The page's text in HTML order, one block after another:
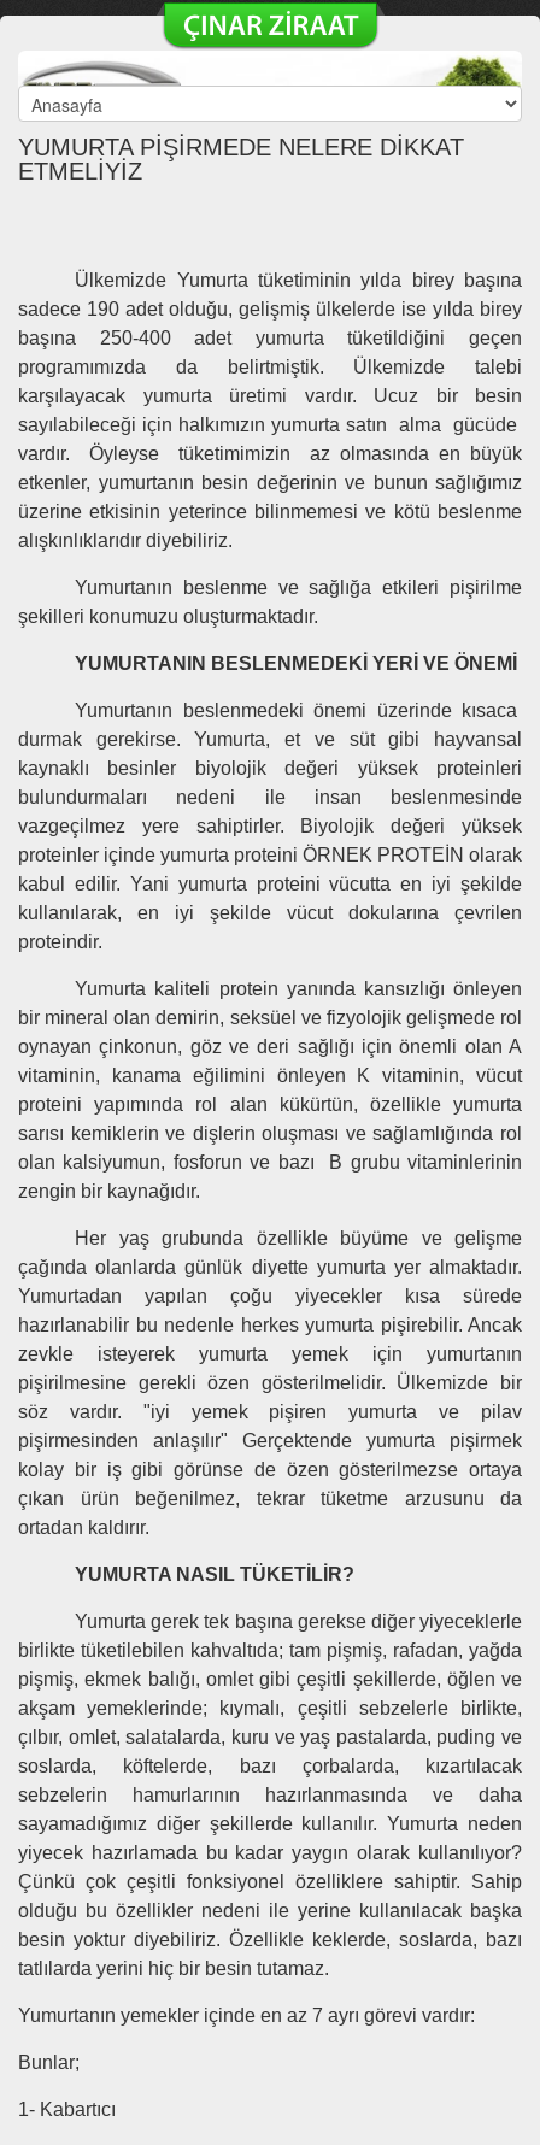
YUMURTA PİŞİRMEDE NELERE DİKKAT
ETMELİYİZ
Ülkemizde Yumurta tüketiminin yılda birey başına
sadece 190 adet olduğu, gelişmiş ülkelerde ise yılda birey
başına 250-400 adet yumurta tüketildiğini geçen
programımızda da belirtmiştik. Ülkemizde talebi
karşılayacak yumurta üretimi vardır. Ucuz bir besin
sayılabileceği için halkımızın yumurta satın alma gücüde
vardır. Öyleyse tüketimimizin az olmasında en büyük
etkenler, yumurtanın besin değerinin ve bunun sağlığımız
üzerine etkisinin yeterince bilinmemesi ve kötü beslenme
alışkınlıklarıdır diyebiliriz.
Yumurtanın beslenme ve sağlığa etkileri pişirilme
şekilleri konumuzu oluşturmaktadır.
YUMURTANIN BESLENMEDEKİ YERİ VE ÖNEMİ
Yumurtanın beslenmedeki önemi üzerinde kısaca
durmak gerekirse. Yumurta, et ve süt gibi hayvansal
kaynaklı besinler biyolojik değeri yüksek proteinleri
bulundurmaları nedeni ile insan beslenmesinde
vazgeçilmez yere sahiptirler. Biyolojik değeri yüksek
proteinler içinde yumurta proteini ÖRNEK PROTEİN olarak
kabul edilir. Yani yumurta proteini vücutta en iyi şekilde
kullanılarak, en iyi şekilde vücut dokularına çevrilen
proteindir.
Yumurta kaliteli protein yanında kansızlığı önleyen
bir mineral olan demirin, seksüel ve fizyolojik gelişmede rol
oynayan çinkonun, göz ve deri sağlığı için önemli olan A
vitaminin, kanama eğilimini önleyen K vitaminin, vücut
proteini yapımında rol alan kükürtün, özellikle yumurta
sarısı kemiklerin ve dişlerin oluşması ve sağlamlığında rol
olan kalsiyumun, fosforun ve bazı B grubu vitaminlerinin
zengin bir kaynağıdır.
Her yaş grubunda özellikle büyüme ve gelişme
çağında olanlarda günlük diyette yumurta yer almaktadır.
Yumurtadan yapılan çoğu yiyecekler kısa sürede
hazırlanabilir bu nedenle herkes yumurta pişirebilir. Ancak
zevkle isteyerek yumurta yemek için yumurtanın
pişirilmesine gerekli özen gösterilmelidir. Ülkemizde bir
söz vardır. "iyi yemek pişiren yumurta ve pilav
pişirmesinden anlaşılır" Gerçektende yumurta pişirmek
kolay bir iş gibi görünse de özen gösterilmezse ortaya
çıkan ürün beğenilmez, tekrar tüketme arzusunu da
ortadan kaldırır.
YUMURTA NASIL TÜKETİLİR?
Yumurta gerek tek başına gerekse diğer yiyeceklerle
birlikte tüketilebilen kahvaltıda; tam pişmiş, rafadan, yağda
pişmiş, ekmek balığı, omlet gibi çeşitli şekillerde, öğlen ve
akşam yemeklerinde; kıymalı, çeşitli sebzelerle birlikte,
çılbır, omlet, salatalarda, kuru ve yaş pastalarda, puding ve
soslarda, köftelerde, bazı çorbalarda, kızartılacak
sebzelerin hamurlarının hazırlanmasında ve daha
sayamadığımız diğer şekillerde kullanılır. Yumurta neden
yiyecek hazırlamada bu kadar yaygın olarak kullanılıyor?
Çünkü çok çeşitli fonksiyonel özelliklere sahiptir. Sahip
olduğu bu özellikler nedeni ile yerine kullanılacak başka
besin yoktur diyebiliriz. Özellikle keklerde, soslarda, bazı
tatlılarda yerini hiç bir besin tutamaz.
Yumurtanın yemekler içinde en az 7 ayrı görevi vardır:
Bunlar;
1- Kabartıcı